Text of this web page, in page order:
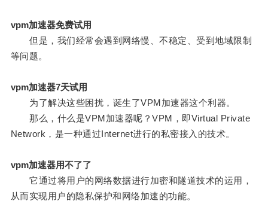
vpm加速器免费试用
但是，我们经常会遇到网络慢、不稳定、受到地域限制
等问题。
vpm加速器7天试用
为了解决这些困扰，诞生了VPM加速器这个利器。
那么，什么是VPM加速器呢？VPM，即Virtual Private
Network，是一种通过Internet进行的私密接入的技术。
vpm加速器用不了了
它通过将用户的网络数据进行加密和隧道技术的运用，
从而实现用户的隐私保护和网络加速的功能。